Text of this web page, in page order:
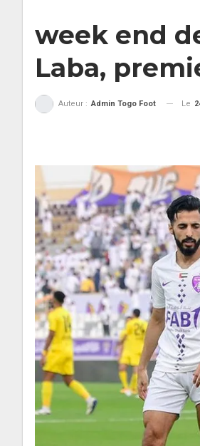
week end
Laba,
Auteur : Admin Togo Foot Le